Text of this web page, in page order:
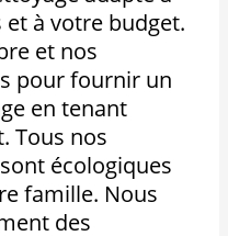
à votre budget.
et nos
pour fournir un
en tenant
Tous nos
écologiques
famille. Nous
des